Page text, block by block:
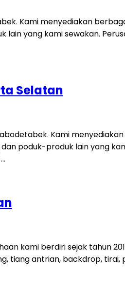
Kami menyediakan
yang kami sewakan.
Selatan
Kami
poduk-produk lain yang
kami berdiri sejak tahun
tiang antrian, backdrop,